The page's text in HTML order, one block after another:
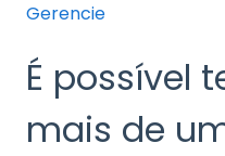
Gerencie
É possível
mais de